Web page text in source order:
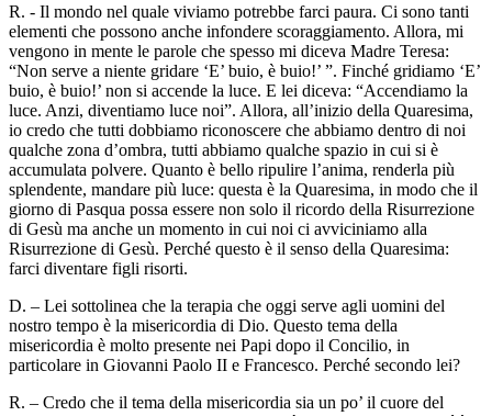
R. - Il mondo nel quale viviamo potrebbe farci paura. Ci sono tanti
elementi che possono anche infondere scoraggiamento. Allora, mi
vengono in mente le parole che spesso mi diceva Madre Teresa:
“Non serve a niente gridare ‘E’ buio, è buio!’ ”. Finché gridiamo ‘E’
buio, è buio!’ non si accende la luce. E lei diceva: “Accendiamo la
luce. Anzi, diventiamo luce noi”. Allora, all’inizio della Quaresima,
io credo che tutti dobbiamo riconoscere che abbiamo dentro di noi
qualche zona d’ombra, tutti abbiamo qualche spazio in cui si è
accumulata polvere. Quanto è bello ripulire l’anima, renderla più
splendente, mandare più luce: questa è la Quaresima, in modo che il
giorno di Pasqua possa essere non solo il ricordo della Risurrezione
di Gesù ma anche un momento in cui noi ci avviciniamo alla
Risurrezione di Gesù. Perché questo è il senso della Quaresima:
farci diventare figli risorti.
D. – Lei sottolinea che la terapia che oggi serve agli uomini del
nostro tempo è la misericordia di Dio. Questo tema della
misericordia è molto presente nei Papi dopo il Concilio, in
particolare in Giovanni Paolo II e Francesco. Perché secondo lei?
R. – Credo che il tema della misericordia sia un po’ il cuore del